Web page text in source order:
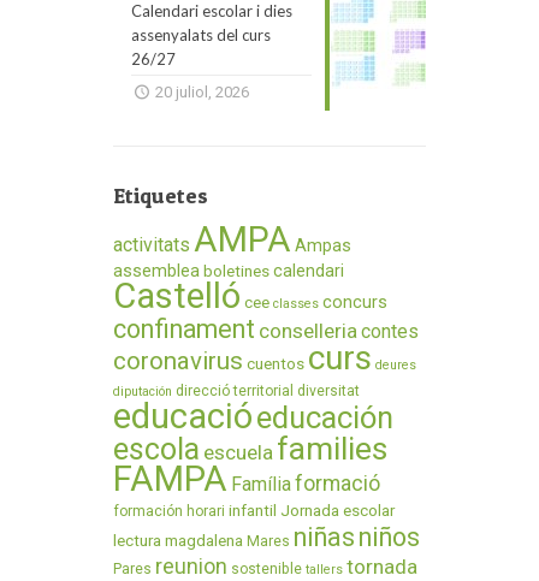
Calendari escolar i dies
assenyalats del curs
26/27
20 juliol, 2026
Etiquetes
activitats AMPA Ampas
assemblea boletines calendari
Castelló cee classes concurs
confinament conselleriacontes
coronavirus cuentos curs deures
diputación direcció territorial diversitat
educacióeducación
escola escuela families
FAMPA Famíliaformació
formación horari infantil Jornada escolar
lectura magdalena Mares niñas niños
Pares reunion sostenible tallers tornada